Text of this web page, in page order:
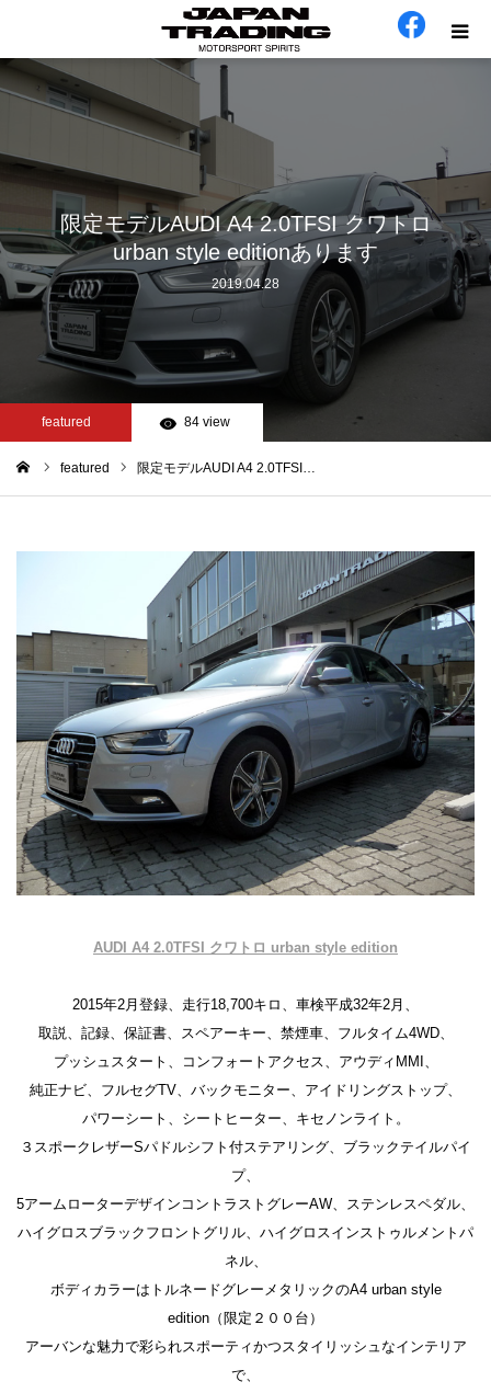
限定モデルAUDI A4 2.0TFSI クワトロ
urban style editionあります
2019.04.28
featured 84 view
featured 限定モデルAUDI A4 2.0TFSI…
AUDI A4 2.0TFSI クワトロ urban style edition
2015年2月登録、走行18,700キロ、車検平成32年2月、
取説、記録、保証書、スペアーキー、禁煙車、フルタイム4WD、
プッシュスタート、コンフォートアクセス、アウディMMI、
純正ナビ、フルセグTV、バックモニター、アイドリングストップ、
パワーシート、シートヒーター、キセノンライト。
３スポークレザーSパドルシフト付ステアリング、ブラックテイルパイ
プ、
5アームローターデザインコントラストグレーAW、ステンレスペダル、
ハイグロスブラックフロントグリル、ハイグロスインストゥルメントパ
ネル、
ボディカラーはトルネードグレーメタリックのA4 urban style
edition（限定２００台）
アーバンな魅力で彩られスポーティかつスタイリッシュなインテリア
で、
ホーム
会社概要
カテゴリー
工場日誌
お問い合わせ